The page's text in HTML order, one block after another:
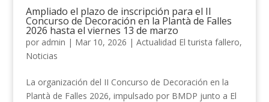
Ampliado el plazo de inscripción para el II
Concurso de Decoración en la Plantà de Falles
2026 hasta el viernes 13 de marzo
por admin | Mar 10, 2026 | Actualidad El turista fallero,
Noticias
La organización del II Concurso de Decoración en la
Plantà de Falles 2026, impulsado por BMDP junto a El